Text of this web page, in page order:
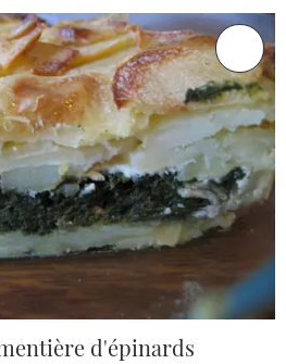
d'épinards